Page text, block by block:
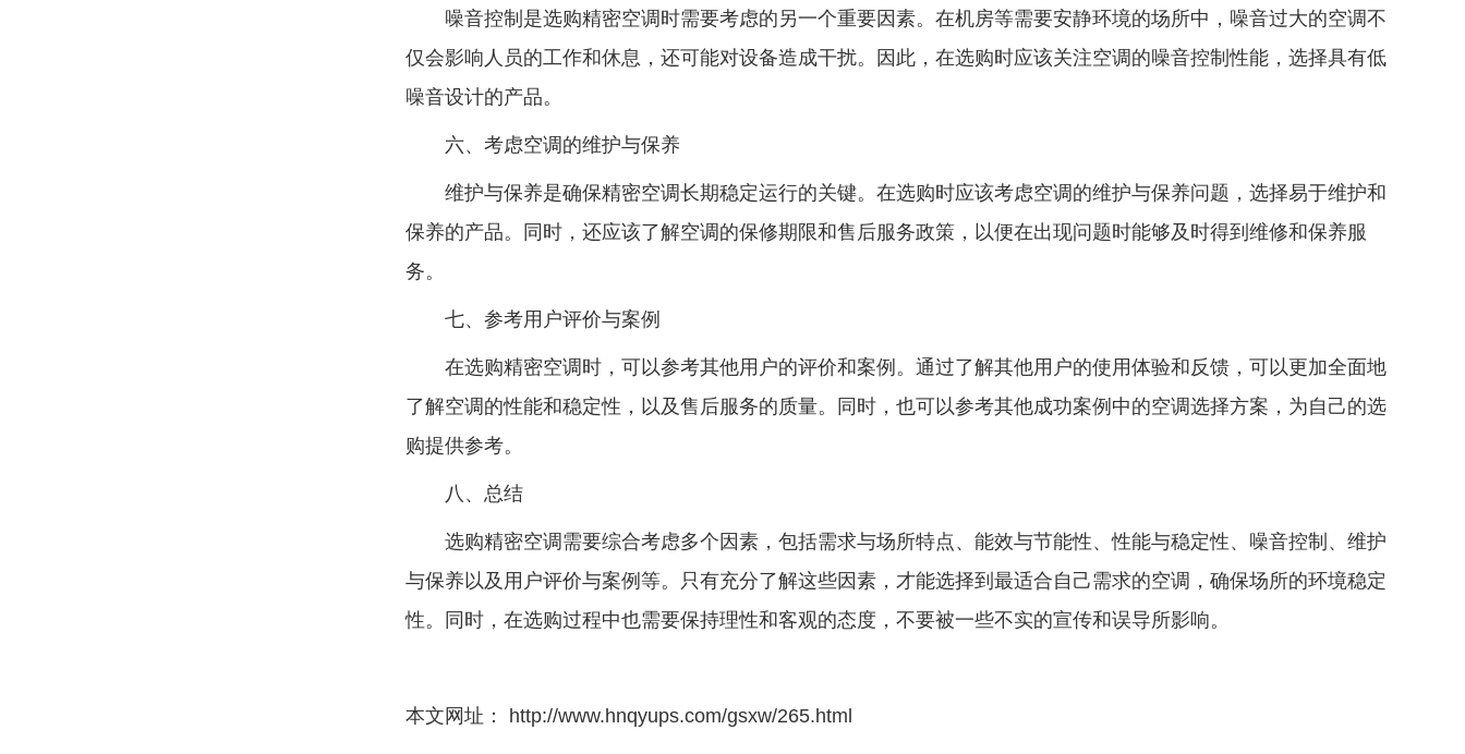
噪音控制是选购精密空调时需要考虑的另一个重要因素。在机房等需要安静环境的场所中，噪音过大的空调不
仅会影响人员的工作和休息，还可能对设备造成干扰。因此，在选购时应该关注空调的噪音控制性能，选择具有低
噪音设计的产品。
六、考虑空调的维护与保养
维护与保养是确保精密空调长期稳定运行的关键。在选购时应该考虑空调的维护与保养问题，选择易于维护和
保养的产品。同时，还应该了解空调的保修期限和售后服务政策，以便在出现问题时能够及时得到维修和保养服
务。
七、参考用户评价与案例
在选购精密空调时，可以参考其他用户的评价和案例。通过了解其他用户的使用体验和反馈，可以更加全面地
了解空调的性能和稳定性，以及售后服务的质量。同时，也可以参考其他成功案例中的空调选择方案，为自己的选
购提供参考。
八、总结
选购精密空调需要综合考虑多个因素，包括需求与场所特点、能效与节能性、性能与稳定性、噪音控制、维护
与保养以及用户评价与案例等。只有充分了解这些因素，才能选择到最适合自己需求的空调，确保场所的环境稳定
性。同时，在选购过程中也需要保持理性和客观的态度，不要被一些不实的宣传和误导所影响。
本文网址： http://www.hnqyups.com/gsxw/265.html